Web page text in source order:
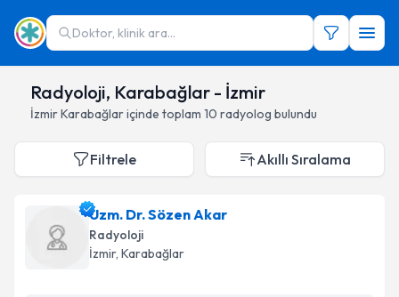
Doktor, klinik ara...
Radyoloji, Karabağlar - İzmir
İzmirKarabağlariçinde toplam 10 radyolog bulundu
Filtrele Akıllı Sıralama
Uzm. Dr. Sözen Akar
Radyoloji
İzmir, Karabağlar